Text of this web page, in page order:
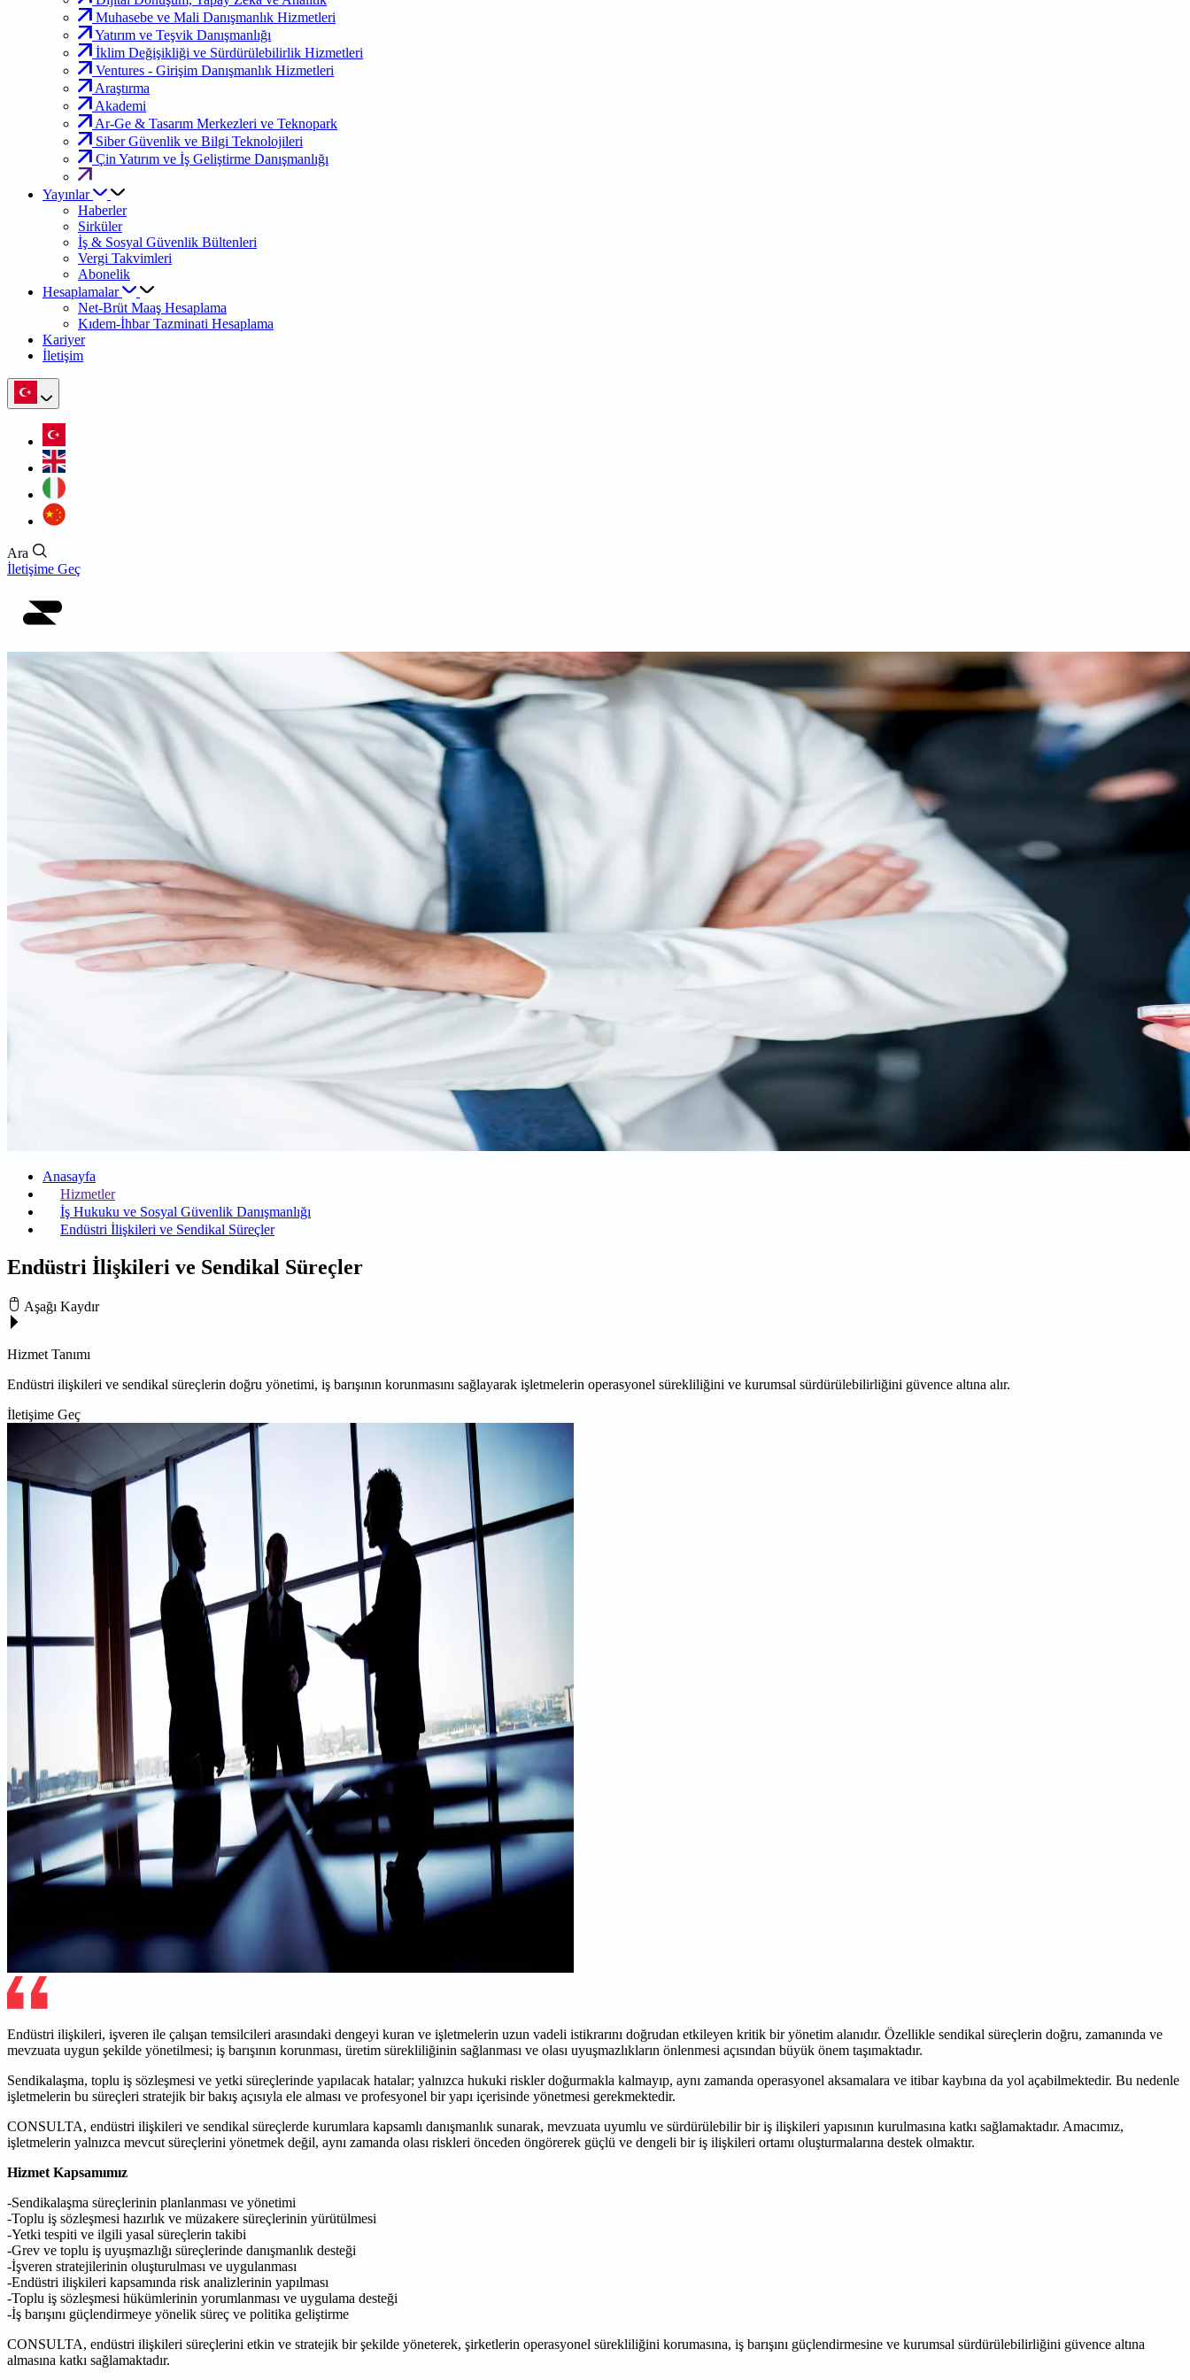
Muhasebe ve Mali Danışmanlık Hizmetleri
Yatırım ve Teşvik Danışmanlığı
İklim Değişikliği ve Sürdürülebilirlik Hizmetleri
Ventures - Girişim Danışmanlık Hizmetleri
Araştırma
Akademi
Ar-Ge & Tasarım Merkezleri ve Teknopark
Siber Güvenlik ve Bilgi Teknolojileri
Çin Yatırım ve İş Geliştirme Danışmanlığı
Yayınlar
Haberler
Sirküler
İş & Sosyal Güvenlik Bültenleri
Vergi Takvimleri
Abonelik
Hesaplamalar
Net-Brüt Maaş Hesaplama
Kıdem-İhbar Tazminati Hesaplama
Kariyer
İletişim
Ara
İletişime Geç
Anasayfa
Hizmetler
İş Hukuku ve Sosyal Güvenlik Danışmanlığı
Endüstri İlişkileri ve Sendikal Süreçler
Endüstri İlişkileri ve Sendikal Süreçler
Aşağı Kaydır
Hizmet Tanımı
Endüstri ilişkileri ve sendikal süreçlerin doğru yönetimi, iş barışının korunmasını sağlayarak işletmelerin operasyonel sürekliliğini ve kurumsal sürdürülebilirliğini güvence altına alır.
İletişime Geç
Endüstri ilişkileri, işveren ile çalışan temsilcileri arasındaki dengeyi kuran ve işletmelerin uzun vadeli istikrarını doğrudan etkileyen kritik bir yönetim alanıdır. Özellikle sendikal süreçlerin doğru, zamanında ve
mevzuata uygun şekilde yönetilmesi; iş barışının korunması, üretim sürekliliğinin sağlanması ve olası uyuşmazlıkların önlenmesi açısından büyük önem taşımaktadır.
Sendikalaşma, toplu iş sözleşmesi ve yetki süreçlerinde yapılacak hatalar; yalnızca hukuki riskler doğurmakla kalmayıp, aynı zamanda operasyonel aksamalara ve itibar kaybına da yol açabilmektedir. Bu nedenle
işletmelerin bu süreçleri stratejik bir bakış açısıyla ele alması ve profesyonel bir yapı içerisinde yönetmesi gerekmektedir.
CONSULTA, endüstri ilişkileri ve sendikal süreçlerde kurumlara kapsamlı danışmanlık sunarak, mevzuata uyumlu ve sürdürülebilir bir iş ilişkileri yapısının kurulmasına katkı sağlamaktadır. Amacımız,
işletmelerin yalnızca mevcut süreçlerini yönetmek değil, aynı zamanda olası riskleri önceden öngörerek güçlü ve dengeli bir iş ilişkileri ortamı oluşturmalarına destek olmaktır.
Hizmet Kapsamımız
-Sendikalaşma süreçlerinin planlanması ve yönetimi
-Toplu iş sözleşmesi hazırlık ve müzakere süreçlerinin yürütülmesi
-Yetki tespiti ve ilgili yasal süreçlerin takibi
-Grev ve toplu iş uyuşmazlığı süreçlerinde danışmanlık desteği
-İşveren stratejilerinin oluşturulması ve uygulanması
-Endüstri ilişkileri kapsamında risk analizlerinin yapılması
-Toplu iş sözleşmesi hükümlerinin yorumlanması ve uygulama desteği
-İş barışını güçlendirmeye yönelik süreç ve politika geliştirme
CONSULTA, endüstri ilişkileri süreçlerini etkin ve stratejik bir şekilde yöneterek, şirketlerin operasyonel sürekliliğini korumasına, iş barışını güçlendirmesine ve kurumsal sürdürülebilirliğini güvence altına
almasına katkı sağlamaktadır.